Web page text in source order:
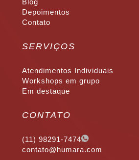
Blog
Depoimentos
Contato
SERVIÇOS
Atendimentos Individuais
Workshops em grupo
Em destaque
CONTATO
(11) 98291-7474
contato@humara.com